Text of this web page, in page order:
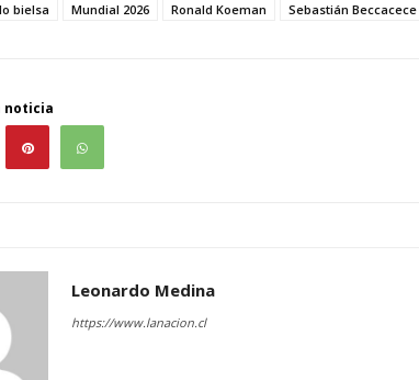
bielsa Mundial 2026 Ronald Koeman Sebastián Beccacece
noticia
Leonardo Medina
https://www.lanacion.cl